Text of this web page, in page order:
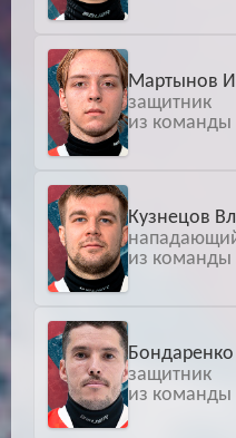
Мартынов
защитник
из команды
Кузнецов
из команды
защитник
из